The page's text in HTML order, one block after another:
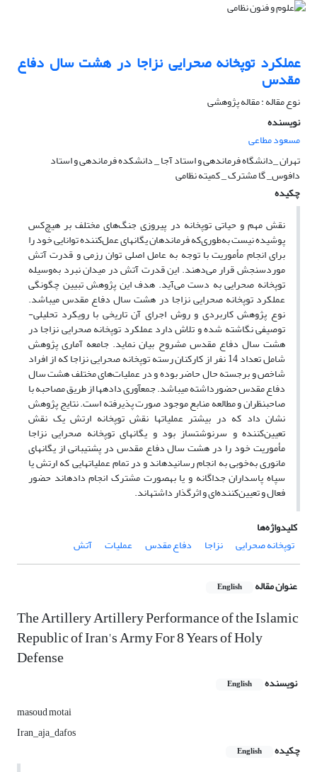
عملکرد توپخانه صحرایی نزاجا در هشت سال دفاع
مقدس
نوع مقاله : مقاله پژوهشی
نویسنده
مسعود مطاعی
تهران _دانشگاه فرماندهی و استاد آجا _ دانشکده فرماندهی و استاد
دافوس_ گا مشترک _ کمیته نظامی
چکیده
نقش مهم و حیاتی توپخانه در پیروزی جنگ‌های مختلف بر هیچ‌کس
پوشیده نیست به‌طوری‌که فرماندهان یگان­های عمل‌کننده توانایی خود را
برای انجام مأموریت با توجه به عامل اصلی توان رزمی و قدرت آتش
موردسنجش قرار می‌دهند. این قدرت آتش در میدان نبرد به‌وسیله
توپخانه صحرایی به دست می‌آید. هدف این پژوهش تبیین چگونگی
عملکرد توپخانه صحرایی نزاجا در هشت سال دفاع مقدس می­باشد.
نوع پژوهش کاربردی و روش اجرای آن تاریخی با رویکرد تحلیلی-
توصیفی نگاشته شده و تلاش دارد عملکرد توپخانه صحرایی نزاجا در
هشت سال دفاع مقدس مشروح بیان نماید. جامعه آماری پژوهش
شامل تعداد 14 نفر از کارکنان رسته توپخانه صحرایی نزاجا که از افراد
شاخص و برجسته حال حاضر بوده و در عملیات‌های مختلف هشت سال
دفاع مقدس حضورداشته می­باشد. جمع­آوری داده­ها از طریق مصاحبه با
صاحب­نظران و مطالعه منابع موجود صورت پذیرفته است. نتایج پژوهش
نشان داد که در بیشتر عملیات­ها نقش توپخانه ارتش یک نقش
تعیین‌کننده و سرنوشت­ساز بود و یگان­های توپخانه صحرایی نزاجا
مأموریت خود را در هشت سال دفاع مقدس در پشتیبانی از یگان­های
مانوری به‌خوبی به انجام رسانیده­اند و در تمام عملیات­هایی که ارتش یا
سپاه پاسداران جداگانه و یا به­صورت مشترک انجام داده­اند حضور
فعال و تعیین‌کننده‌ای و اثرگذار داشته­اند.
کلیدواژه‌ها
توپخانه صحرایی
نزاجا دفاع مقدس عملیات آتش
عنوان مقاله English
The Artillery Artillery Performance of the Islamic
Republic of Iran's Army For 8 Years of Holy
Defense
نویسنده English
masoud motai
Iran_aja_dafos
چکیده
English